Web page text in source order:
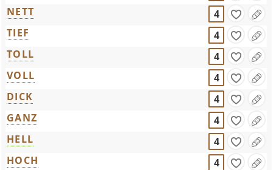
NETT
4
TIEF
4
TOLL
4
VOLL
4
DICK
4
GANZ
4
HELL
4
HOCH
4